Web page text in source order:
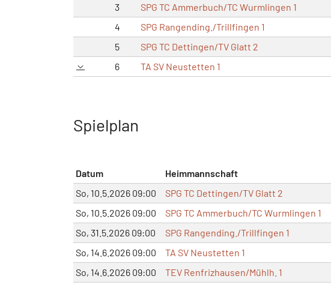
3
SPG TC Ammerbuch/TC Wurmlingen 1
4
SPG Rangending./Trillfingen 1
5
SPG TC Dettingen/TV Glatt 2
6
TA SV Neustetten 1
Spielplan
Datum Heimmannschaft
So, 10.5.2026 09:00
SPG TC Dettingen/TV Glatt 2
So, 10.5.2026 09:00
SPG TC Ammerbuch/TC Wurmlingen 1
So, 31.5.2026 09:00
SPG Rangending./Trillfingen 1
So, 14.6.2026 09:00
TA SV Neustetten 1
So, 14.6.2026 09:00
TEV Renfrizhausen/Mühlh. 1